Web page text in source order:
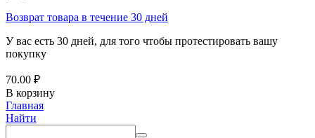
Возврат товара в течение 30 дней
У вас есть 30 дней, для того чтобы протестировать вашу
покупку
70.00 ₽
В корзину
Главная
Найти